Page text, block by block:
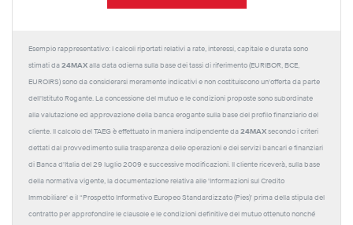
Esempio rappresentativo: I calcoli riportati relativi a rate, interessi, capitale e durata sono
stimati da 24MAX alla data odierna sulla base dei tassi di riferimento (EURIBOR, BCE,
EUROIRS) sono da considerarsi meramente indicativi e non costituiscono un'offerta da parte
dell'Istituto Rogante. La concessione del mutuo e le condizioni proposte sono subordinate
alla valutazione ed approvazione della banca erogante sulla base del profilo finanziario del
cliente. Il calcolo del TAEG è effettuato in maniera indipendente da 24MAX secondo i criteri
dettati dal provvedimento sulla trasparenza delle operazioni e dei servizi bancari e finanziari
di Banca d'Italia del 29 luglio 2009 e successive modificazioni. Il cliente riceverà, sulla base
della normativa vigente, la documentazione relativa alle 'Informazioni sul Credito
Immobiliare' e il “Prospetto Informativo Europeo Standardizzato (Pies)' prima della stipula del
contratto per approfondire le clausole e le condizioni definitive del mutuo ottenuto nonché